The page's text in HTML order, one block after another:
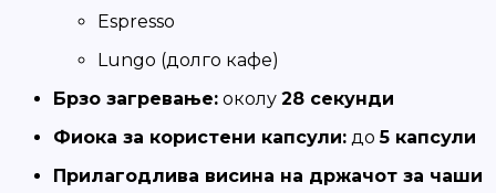
Espresso
Lungo (долго кафе)
Брзо загревање: околу 28 секунди
Фиока за користени капсули: до5 капсули
Прилагодлива висина на држачот за чаши